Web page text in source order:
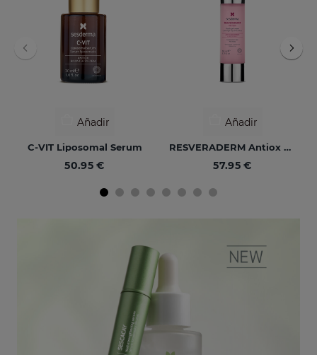
Añadir
C-VIT Liposomal Serum
50.95 €
Añadir
RESVERADERM Antiox Concentrado Antienvejecimiento
57.95 €